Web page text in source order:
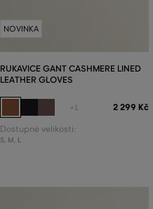
NOVINKA
RUKAVICE GANT CASHMERE LINED
LEATHER GLOVES
+1 2 299 Kč
Dostupné velikosti:
S, M, L